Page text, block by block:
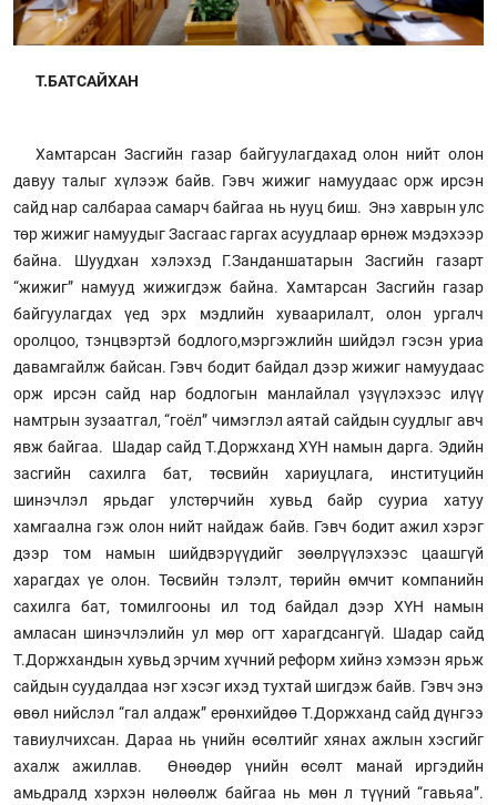
Т.БАТСАЙХАН
Хамтарсан Засгийн газар байгуулагдахад олон нийт олон
давуу талыг хүлээж байв. Гэвч жижиг намуудаас орж ирсэн
сайд нар салбараа самарч байгаа нь нууц биш. Энэ хаврын улс
төр жижиг намуудыг Засгаас гаргах асуудлаар өрнөж мэдэхээр
байна. Шуудхан хэлэхэд Г.Занданшатарын Засгийн газарт
“жижиг” намууд жи­жиг­дэж байна. Хамтарсан Засгийн газар
байгуулагдах үед эрх мэдлийн хуваа­рилалт, олон ургалч
оролцоо, тэнц­­вэртэй бодлого,мэргэжлийн шийдэл гэсэн уриа
давамгайлж байсан. Гэвч бодит байдал дээр жижиг намуудаас
орж ирсэн сайд нар бодлогын манлайлал үзүүлэхээс илүү
намтрын зузаатгал, “гоёл” чимэглэл аятай сайдын суудлыг авч
явж байгаа. Шадар сайд Т.Доржханд ХҮН намын дарга. Эдийн
засгийн сахилга бат, төсвийн хариуцлага, институцийн
шинэчлэл ярьдаг улстөрчийн хувьд байр сууриа хатуу
хамгаална гэж олон нийт найдаж байв. Гэвч бодит ажил хэрэг
дээр том намын шийдвэрүүдийг зөөлрүүлэхээс цаашгүй
харагдах үе олон. Төсвийн тэлэлт, төрийн өмчит компанийн
сахилга бат, томилгооны ил тод байдал дээр ХҮН намын
амласан шинэчлэлийн ул мөр огт харагдсангүй. Шадар сайд
Т.Доржхандын хувьд эрчим хүчний реформ хийнэ хэмээн ярьж
сайдын суудалдаа нэг хэсэг ихэд тухтай шигдэж байв. Гэвч энэ
өвөл нийслэл “гал алдаж” ерөнхийдөө Т.Доржханд сайд дүнгээ
тавиулчихсан. Дараа нь үнийн өсөлтийг хянах ажлын хэсгийг
ахалж ажиллав. Өнөөдөр үнийн өсөлт манай иргэдийн
амьдралд хэрхэн нөлөөлж байгаа нь мөн л түүний “гавьяа”.